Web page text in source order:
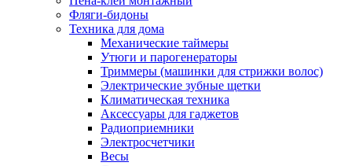
Фляги-бидоны
Техника для дома
Механические таймеры
Утюги и парогенераторы
Триммеры (машинки для стрижки волос)
Электрические зубные щетки
Климатическая техника
Аксессуары для гаджетов
Радиоприемники
Электросчетчики
Весы